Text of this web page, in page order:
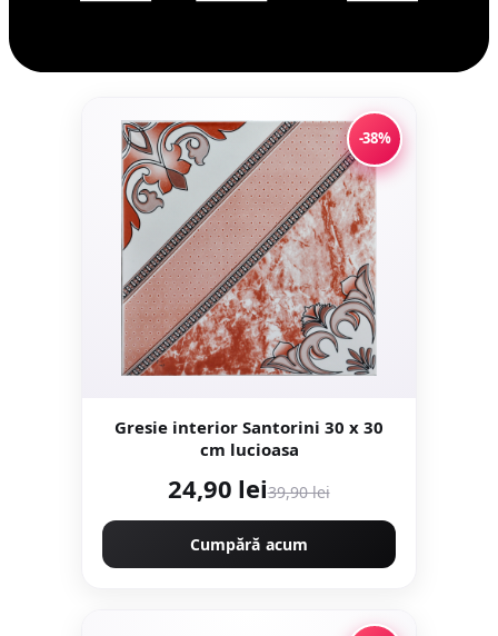
-38%
Gresie interior Santorini 30 x 30
cm lucioasa
24,90 lei39,90 lei
Cumpără acum